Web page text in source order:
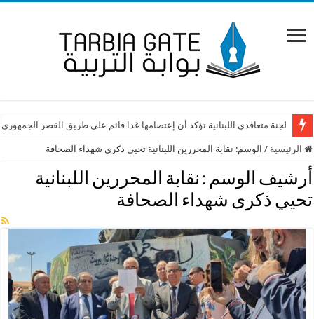
لجنة متعاقدي اللبنانية تؤكد أن إعتصامها غدا قائم على طريق القصر الجمهوري
الرئيسية / الوسم: نقابة المحررين اللبنانية تحيي ذكرى شهداء الصحافة
أرشيف الوسم : نقابة المحررين اللبنانية
تحيي ذكرى شهداء الصحافة